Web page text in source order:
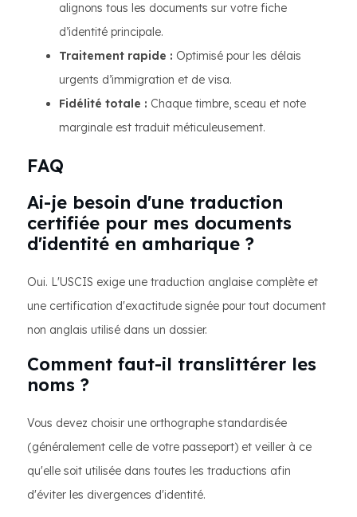
alignons tous les documents sur votre fiche
d’identité principale.
Traitement rapide : Optimisé pour les délais
urgents d’immigration et de visa.
Fidélité totale : Chaque timbre, sceau et note
marginale est traduit méticuleusement.
FAQ
Ai-je besoin d'une traduction
certifiée pour mes documents
d'identité en amharique ?
Oui. L'USCIS exige une traduction anglaise complète et
une certification d'exactitude signée pour tout document
non anglais utilisé dans un dossier.
Comment faut-il translittérer les
noms ?
Vous devez choisir une orthographe standardisée
(généralement celle de votre passeport) et veiller à ce
qu'elle soit utilisée dans toutes les traductions afin
d'éviter les divergences d'identité.